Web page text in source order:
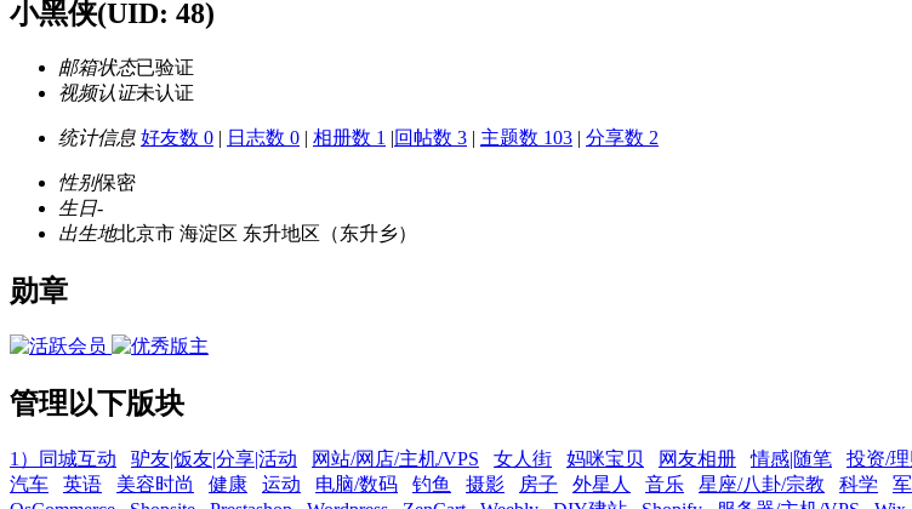
小黑侠(UID: 48)
邮箱状态已验证
视频认证未认证
统计信息 好友数 0 | 日志数 0 | 相册数 1 |回帖数 3 | 主题数 103 | 分享数 2
性别保密
生日-
出生地北京市 海淀区 东升地区（东升乡）
勋章
管理以下版块
1）同城互动 驴友|饭友|分享|活动 网站/网店/主机/VPS 女人街 妈咪宝贝 网友相册 情感|随笔 投资/
汽车
英语 美容时尚 健康 运动 电脑/数码 钓鱼 摄影 房子 外星人 音乐 星座/八卦/宗教 科学